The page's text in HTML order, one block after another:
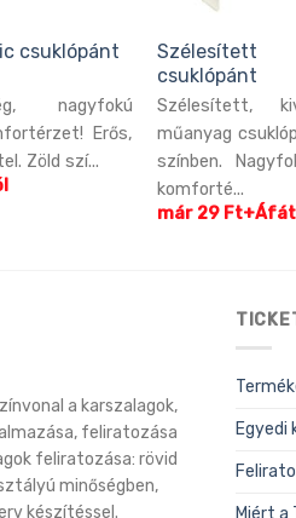
csuklópánt
nagyfokú
Erős,
Zöld szí...
Szélesített
csuklópánt
Szélesített,
műanyag
színben.
komforté...
már 29
a karszalagok,
feliratozása
feliratozása: rövid
minőségben,
készítéssel.
Egyedi
Miért a